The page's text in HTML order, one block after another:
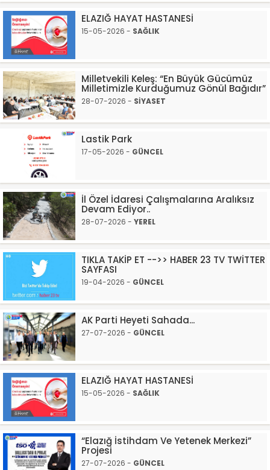
ELAZIĞ HAYAT HASTANESİ
15-05-2026 - SAĞLIK
Milletvekili Keleş: “En Büyük Gücümüz
Milletimizle Kurduğumuz Gönül Bağıdır”
28-07-2026 - SİYASET
Lastik Park
17-05-2026 - GÜNCEL
İl Özel İdaresi Çalışmalarına Aralıksız
Devam Ediyor..
28-07-2026 - YEREL
TIKLA TAKİP ET -->> HABER 23 TV TWİTTER
SAYFASI
19-04-2026 - GÜNCEL
AK Parti Heyeti Sahada...
27-07-2026 - GÜNCEL
ELAZIĞ HAYAT HASTANESİ
15-05-2026 - SAĞLIK
“Elazığ İstihdam Ve Yetenek Merkezi”
Projesi
27-07-2026 - GÜNCEL